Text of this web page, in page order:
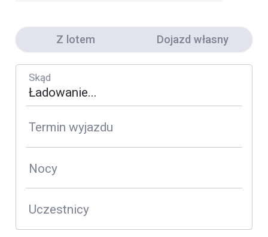
Z lotem Dojazd własny
Skąd
Termin wyjazdu
Nocy
Uczestnicy